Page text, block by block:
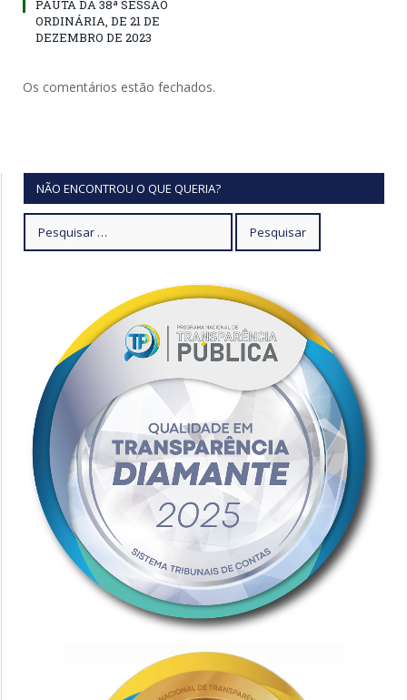
PAUTA DA 38ª SESSÃO
ORDINÁRIA, DE 21 DE
DEZEMBRO DE 2023
Os comentários estão fechados.
NÃO ENCONTROU O QUE QUERIA?